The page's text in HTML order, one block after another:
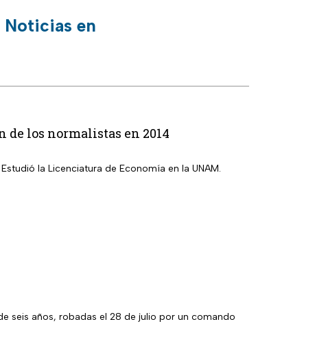
Noticias en
de los normalistas en 2014
la Licenciatura de Economía en la UNAM.
seis años, robadas el 28 de julio por un comando